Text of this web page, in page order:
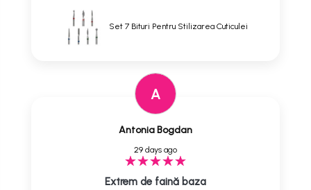
Set 7 Bituri Pentru Stilizarea Cuticulei
A
Antonia Bogdan
29 days ago
Extrem de faină baza